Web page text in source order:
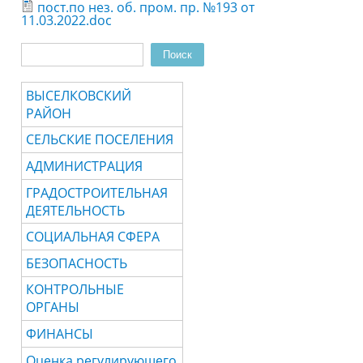
пост.по нез. об. пром. пр. №193 от
11.03.2022.doc
Поиск
ВЫСЕЛКОВСКИЙ
РАЙОН
СЕЛЬСКИЕ ПОСЕЛЕНИЯ
АДМИНИСТРАЦИЯ
ГРАДОСТРОИТЕЛЬНАЯ
ДЕЯТЕЛЬНОСТЬ
СОЦИАЛЬНАЯ СФЕРА
БЕЗОПАСНОСТЬ
КОНТРОЛЬНЫЕ
ОРГАНЫ
ФИНАНСЫ